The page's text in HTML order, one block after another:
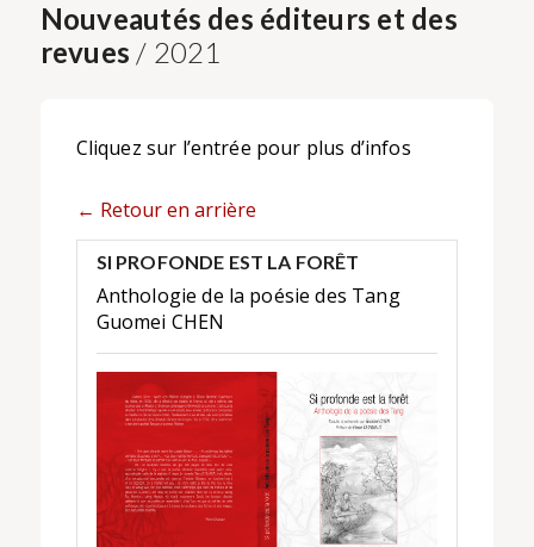
Nouveautés des éditeurs et des
revues / 2021
Cliquez sur l’entrée pour plus d’infos
← Retour en arrière
SI PROFONDE EST LA FORÊT
Anthologie de la poésie des Tang
Guomei CHEN